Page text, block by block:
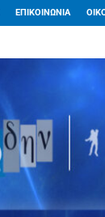
ΕΠΙΚΟΙΝΩΝΙΑ